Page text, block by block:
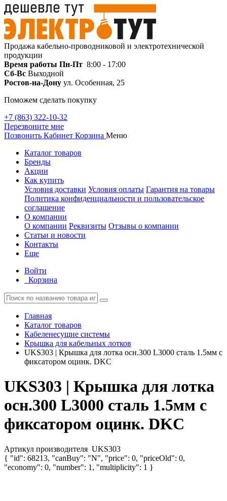
Продажа кабельно-проводниковой и электротехнической
продукции
Время работы Пн-Пт 8:00 - 17:00
Сб-Вс Выходной
Ростов-на-Дону ул. Особенная, 25
Поможем сделать покупку
+7 (863) 322-10-32
Перезвоните мне
Позвонить Кабинет Корзина Меню
Каталог товаров
Бренды
Акции
Как купить
Условия доставки Условия оплаты Гарантия на товары
Политика конфиденциальности и пользовательское
соглашение
О компании
О компании Реквизиты Отзывы о компании
Статьи и новости
Контакты
Еще
Войти
Корзина
Главная
Каталог товаров
Кабеленесущие системы
Крышка для кабельных лотков
UKS303 | Крышка для лотка осн.300 L3000 сталь 1.5мм с
фиксатором оцинк. DKC
UKS303 | Крышка для лотка
осн.300 L3000 сталь 1.5мм с
фиксатором оцинк. DKC
Артикул производителя UKS303
{ "id": 68213, "canBuy": "N", "price": 0, "priceOld": 0,
"economy": 0, "number": 1, "multiplicity": 1 }